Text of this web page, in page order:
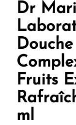
Dr
Fruits
ml